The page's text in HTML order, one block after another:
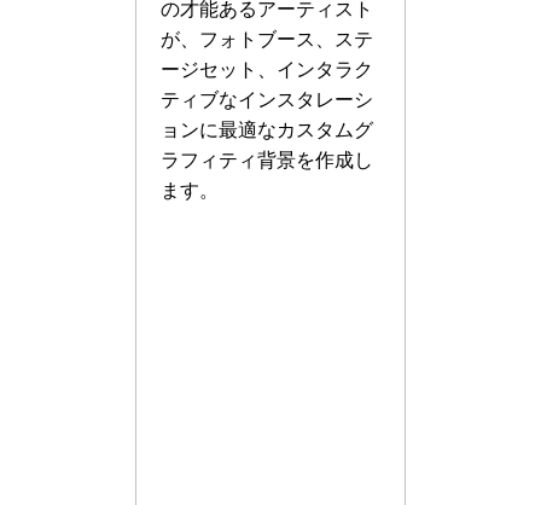
の才能あるアーティスト
が、フォトブース、ステ
ージセット、インタラク
ティブなインスタレーシ
ョンに最適なカスタムグ
ラフィティ背景を作成し
ます。